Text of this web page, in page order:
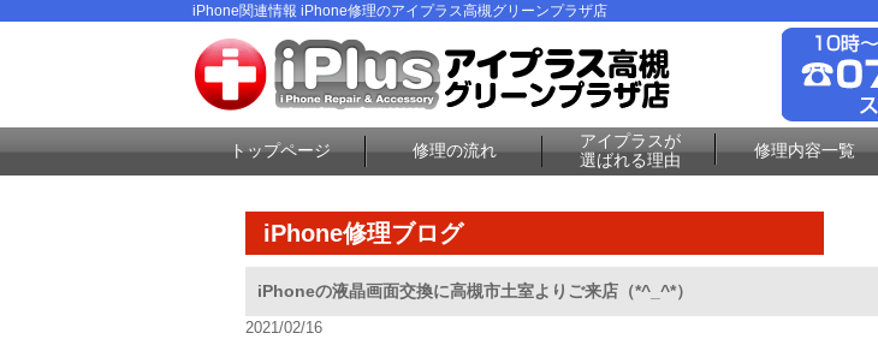
iPhone関連情報 iPhone修理のアイプラス高槻グリーンプラザ店
トップページ 修理の流れ
アイプラスが
選ばれる理由
修理内容一覧
iPhone修理ブログ
iPhoneの液晶画面交換に高槻市土室よりご来店（*^_^*）
2021/02/16